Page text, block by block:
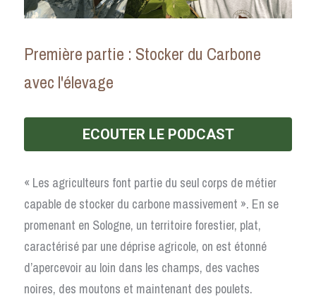
Première partie : Stocker du Carbone
avec l'élevage
ECOUTER LE PODCAST
« Les agriculteurs font partie du seul corps de métier
capable de stocker du carbone massivement ». En se
promenant en Sologne, un territoire forestier, plat,
caractérisé par une déprise agricole, on est étonné
d’apercevoir au loin dans les champs, des vaches
noires, des moutons et maintenant des poulets.